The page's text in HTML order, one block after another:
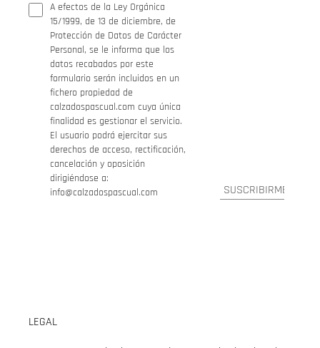
A efectos de la Ley Orgánica
15/1999, de 13 de diciembre, de
Protección de Datos de Carácter
Personal, se le informa que los
datos recabados por este
formulario serán incluidos en un
fichero propiedad de
calzadospascual.com cuya única
finalidad es gestionar el servicio.
El usuario podrá ejercitar sus
derechos de acceso, rectificación,
cancelación y oposición
dirigiéndose a:
info@calzadospascual.com
LEGAL